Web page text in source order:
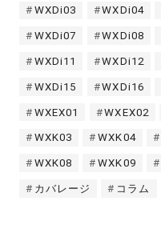
WXDi03 WXDi04
WXDi07 WXDi08
WXDi11 WXDi12
WXDi15 WXDi16
WXEX01 WXEX02
WXK03 WXK04
WXK08 WXK09
カバレージ コラム